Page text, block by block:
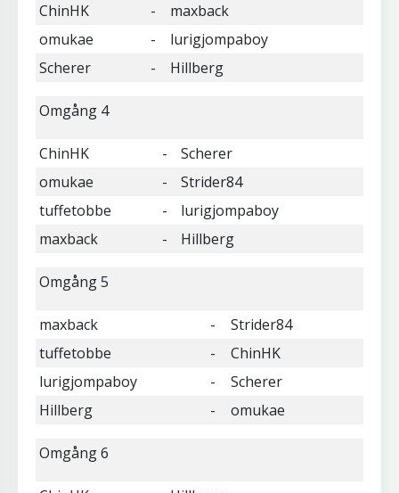
ChinHK
-
maxback
omukae
-
lurigjompaboy
Scherer
- Hillberg
Omgång 4
ChinHK -
Scherer
omukae
-
Strider84
tuffetobbe
-
lurigjompaboy
maxback
- Hillberg
Omgång 5
maxback -
Strider84
tuffetobbe
-
ChinHK
lurigjompaboy
-
Scherer
Hillberg
- omukae
Omgång 6